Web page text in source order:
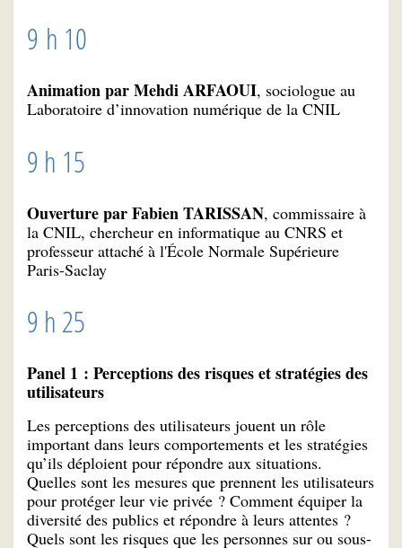
9 h 10
Animation par Mehdi ARFAOUI, sociologue au
Laboratoire d’innovation numérique de la CNIL
9 h 15
Ouverture par Fabien TARISSAN, commissaire à
la CNIL, chercheur en informatique au CNRS et
professeur attaché à l'École Normale Supérieure
Paris-Saclay
9 h 25
Panel 1 : Perceptions des risques et stratégies des
utilisateurs
Les perceptions des utilisateurs jouent un rôle
important dans leurs comportements et les stratégies
qu’ils déploient pour répondre aux situations.
Quelles sont les mesures que prennent les utilisateurs
pour protéger leur vie privée ? Comment équiper la
diversité des publics et répondre à leurs attentes ?
Quels sont les risques que les personnes sur ou sous-